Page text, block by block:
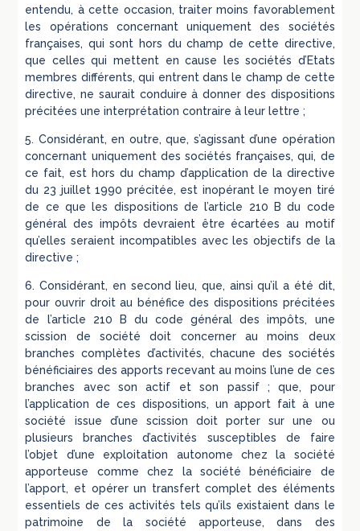
entendu, à cette occasion, traiter moins favorablement
les opérations concernant uniquement des sociétés
françaises, qui sont hors du champ de cette directive,
que celles qui mettent en cause les sociétés d’Etats
membres différents, qui entrent dans le champ de cette
directive, ne saurait conduire à donner des dispositions
précitées une interprétation contraire à leur lettre ;
5. Considérant, en outre, que, s’agissant d’une opération
concernant uniquement des sociétés françaises, qui, de
ce fait, est hors du champ d’application de la directive
du 23 juillet 1990 précitée, est inopérant le moyen tiré
de ce que les dispositions de l’article 210 B du code
général des impôts devraient être écartées au motif
qu’elles seraient incompatibles avec les objectifs de la
directive ;
6. Considérant, en second lieu, que, ainsi qu’il a été dit,
pour ouvrir droit au bénéfice des dispositions précitées
de l’article 210 B du code général des impôts, une
scission de société doit concerner au moins deux
branches complètes d’activités, chacune des sociétés
bénéficiaires des apports recevant au moins l’une de ces
branches avec son actif et son passif ; que, pour
l’application de ces dispositions, un apport fait à une
société issue d’une scission doit porter sur une ou
plusieurs branches d’activités susceptibles de faire
l’objet d’une exploitation autonome chez la société
apporteuse comme chez la société bénéficiaire de
l’apport, et opérer un transfert complet des éléments
essentiels de ces activités tels qu’ils existaient dans le
patrimoine de la société apporteuse, dans des